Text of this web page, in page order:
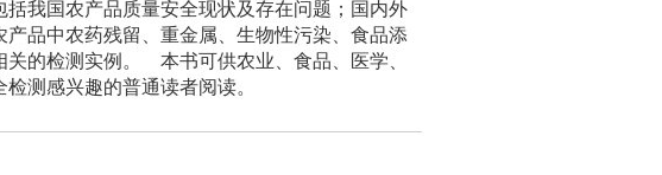
我国农产品质量安全现状及存在问题；国内外
品中农药残留、重金属、生物性污染、食品添
的检测实例。 本书可供农业、食品、医学、
测感兴趣的普通读者阅读。